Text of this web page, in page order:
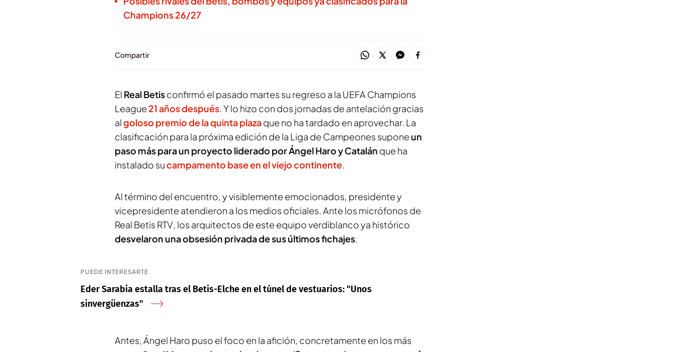
Champions 26/27
Compartir
El Real Betisconfirmó el pasado martes su regreso a la UEFA Champions
League 21 años después. Y lo hizo con dos jornadas de antelación gracias
algoloso premio de la quinta plazaque no ha tardado en aprovechar. La
clasificación para la próxima edición de la Liga de Campeones supone un
paso más para un proyecto liderado por Ángel Haro y Catalán que ha
instalado sucampamento base en el viejo continente.
Al término del encuentro, y visiblemente emocionados, presidente y
vicepresidente atendieron a los medios oficiales. Ante los micrófonos de
Real Betis RTV, los arquitectos de este equipo verdiblanco ya histórico
desvelaron una obsesión privada de sus últimos fichajes.
PUEDE INTERESARTE
Eder Sarabia estalla tras el Betis-Elche en el túnel de vestuarios: "Unos
sinvergüenzas"
Antes, Ángel Haro puso el foco en la afición, concretamente en los más